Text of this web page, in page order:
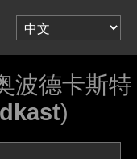
波德卡斯特
)